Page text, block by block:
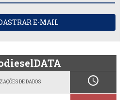
E-MAIL
DE DADOS schedule